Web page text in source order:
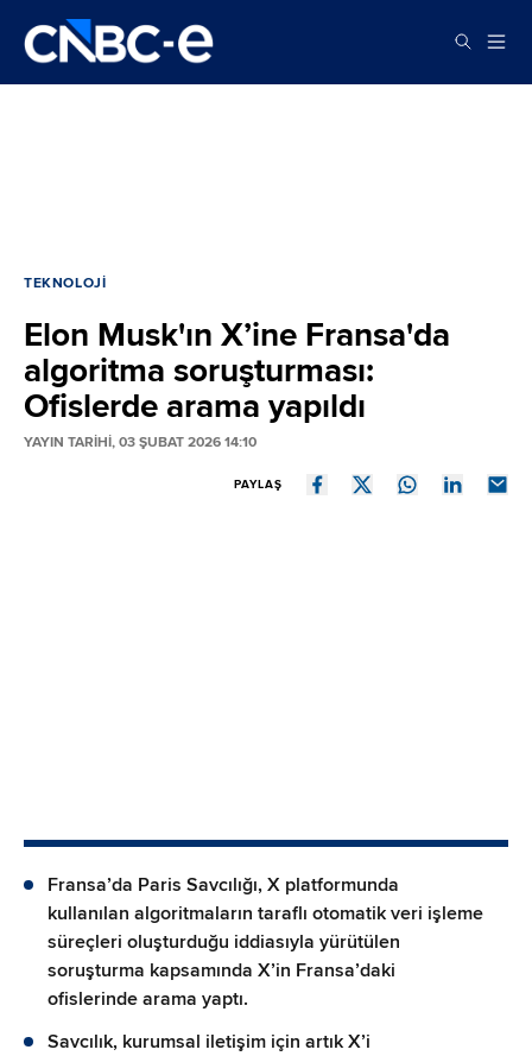
TEKNOLOJI
Elon Musk'ın X’ine Fransa'da
algoritma soruşturması:
Ofislerde arama yapıldı
YAYIN TARİHİ, 03 ŞUBAT 2026 14:10
PAYLAŞ
Fransa’da Paris Savcılığı, X platformunda
kullanılan algoritmaların taraflı otomatik veri işleme
süreçleri oluşturduğu iddiasıyla yürütülen
soruşturma kapsamında X’in Fransa’daki
ofislerinde arama yaptı.
Savcılık, kurumsal iletişim için artık X’i